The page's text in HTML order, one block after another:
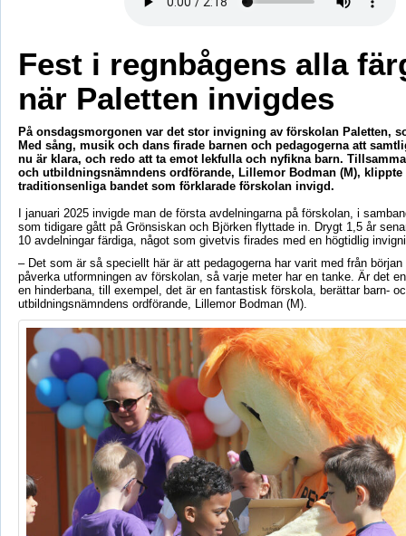
Fest i regnbågens alla
när Paletten invigdes
På onsdagsmorgonen var det stor invigning av förskolan Paletten,
Med sång, musik och dans firade barnen och pedagogerna att
nu är klara, och redo att ta emot lekfulla och nyfikna barn.
och utbildningsnämndens ordförande, Lillemor Bodman (M), klippte
traditionsenliga bandet som förklarade förskolan invigd.
I januari 2025 invigde man de första avdelningarna på förskolan, i
som tidigare gått på Grönsiskan och Björken flyttade in. Drygt 1,5 år
10 avdelningar färdiga, något som givetvis firades med en högtidlig
– Det som är så speciellt här är att pedagogerna har varit med från början
påverka utformningen av förskolan, så varje meter har en tanke. Är det
en hinderbana, till exempel, det är en fantastisk förskola, berättar barn-
utbildningsnämndens ordförande, Lillemor Bodman (M).